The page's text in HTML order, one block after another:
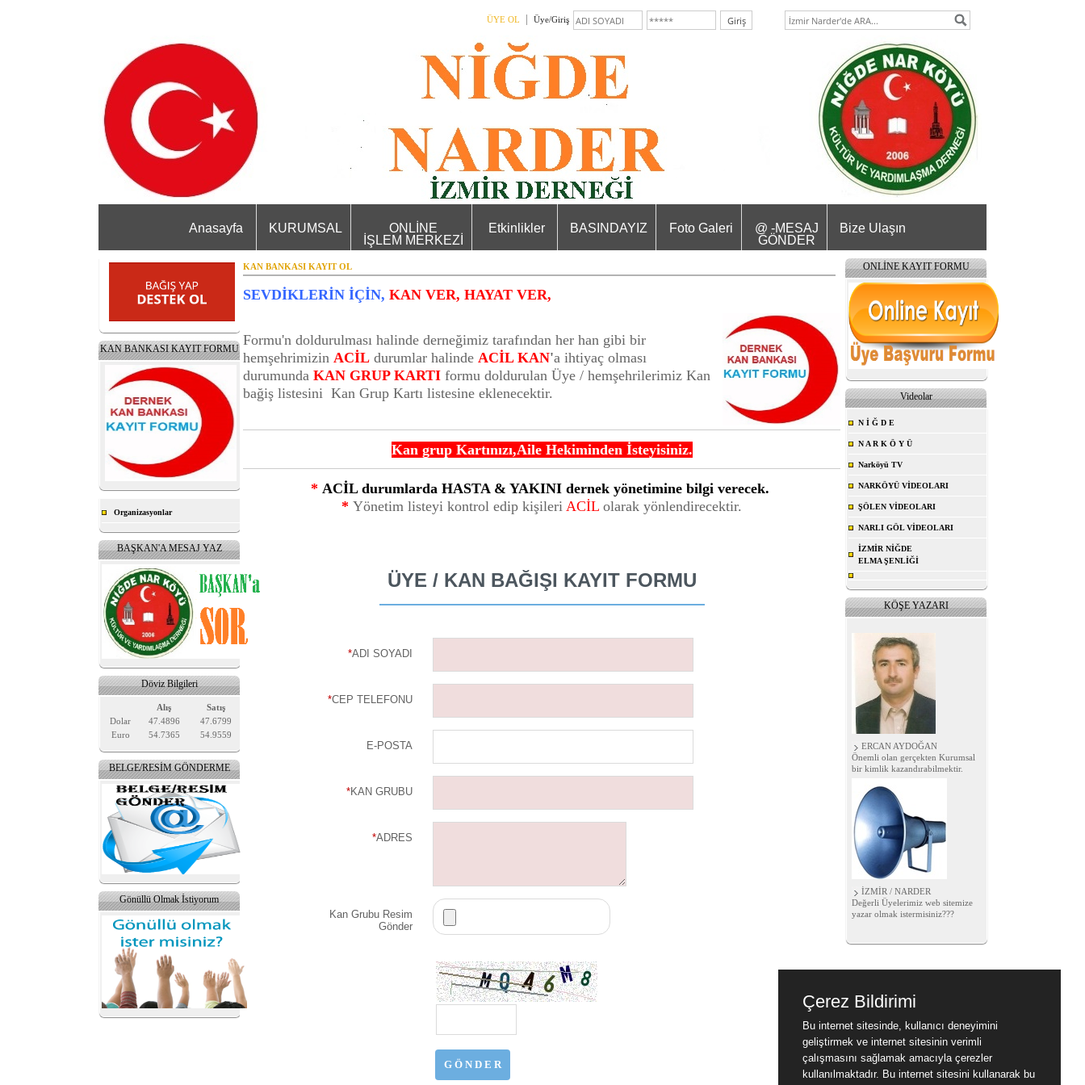
ÜYE OL Üye/Giriş
Anasayfa KURUMSAL
ONLİNE
İŞLEM MERKEZİ
Etkinlikler BASINDAYIZ Foto Galeri
@ -MESAJ
GÖNDER
Bize Ulaşın
KAN BANKASI KAYIT FORMU
Organizasyonlar
BAŞKAN'A MESAJ YAZ
Döviz Bilgileri
Alış
Satış
Dolar
47.4896
47.6799
Euro
54.7365 54.9559
BELGE/RESİM GÖNDERME
Gönüllü Olmak İstiyorum
KAN BANKASI KAYIT OL
SEVDİKLERİN İÇİN, KAN VER, HAYAT VER,
Formu'n doldurulması halinde derneğimiz tarafından her han gibi bir
hemşehrimizin ACİL durumlar halinde ACİL KAN'a ihtiyaç olması
durumunda KAN GRUP KARTI formu doldurulan Üye / hemşehrilerimiz Kan
bağiş listesini Kan Grup Kartı listesine eklenecektir.
Kan grup Kartınızı,Aile Hekiminden İsteyisiniz.
* ACİL durumlarda HASTA & YAKINI dernek yönetimine bilgi verecek.
* Yönetim listeyi kontrol edip kişileri ACİL olarak yönlendirecektir.
ÜYE / KAN BAĞIŞI KAYIT FORMU
*ADI SOYADI
*CEP TELEFONU
E-POSTA
*KAN GRUBU
*ADRES
Kan Grubu Resim
Gönder
G Ö N D E R
ONLİNE KAYIT FORMU
Videolar
N İ Ğ D E
N A R K Ö Y Ü
Narköyü TV
NARKÖYÜ VİDEOLARI
ŞÖLEN VİDEOLARI
NARLI GÖL VİDEOLARI
İZMİR NİĞDE
ELMA ŞENLİĞİ
KÖŞE YAZARI
ERCAN AYDOĞAN
Önemli olan gerçekten Kurumsal
bir kimlik kazandırabilmektir.
İZMİR / NARDER
Değerli Üyelerimiz web sitemize
yazar olmak istermisiniz???
Çerez Bildirimi
Bu internet sitesinde, kullanıcı deneyimini
geliştirmek ve internet sitesinin verimli
çalışmasını sağlamak amacıyla çerezler
kullanılmaktadır. Bu internet sitesini kullanarak bu